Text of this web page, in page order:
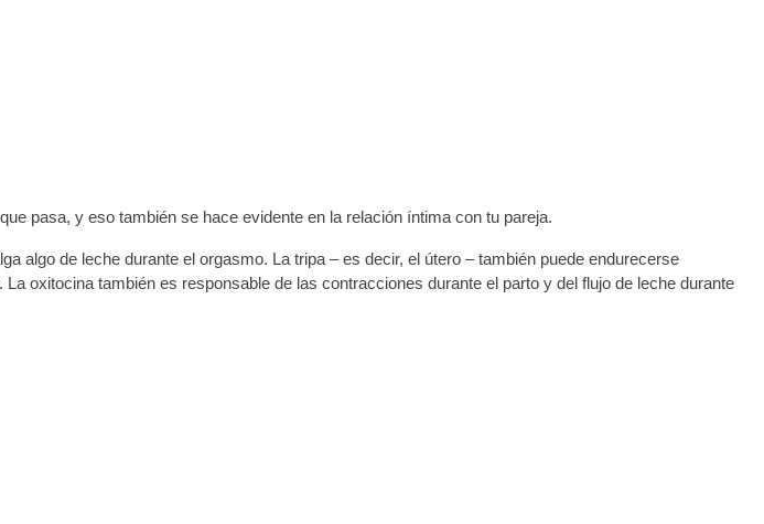
pasa, y eso también se hace evidente en la relación íntima con tu pareja.
algo de leche durante el orgasmo. La tripa – es decir, el útero – también puede endurecerse
oxitocina también es responsable de las contracciones durante el parto y del flujo de leche durante